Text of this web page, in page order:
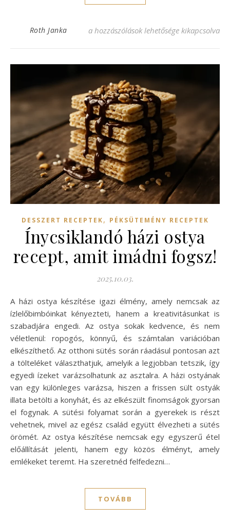
Roth Janka Ínycsiklandó vega burger recept –
a hozzászólások lehetősége kikapcsolva
DESSZERT RECEPTEK, PÉKSÜTEMÉNY RECEPTEK
Ínycsiklandó házi ostya
recept, amit imádni fogsz!
2025.10.03.
A házi ostya készítése igazi élmény, amely nemcsak az
ízlelőbimbóinkat kényezteti, hanem a kreativitásunkat is
szabadjára engedi. Az ostya sokak kedvence, és nem
véletlenül: ropogós, könnyű, és számtalan variációban
elkészíthető. Az otthoni sütés során ráadásul pontosan azt
a tölteléket választhatjuk, amelyik a legjobban tetszik, így
egyedi ízeket varázsolhatunk az asztalra. A házi ostyának
van egy különleges varázsa, hiszen a frissen sült ostyák
illata betölti a konyhát, és az elkészült finomságok gyorsan
el fogynak. A sütési folyamat során a gyerekek is részt
vehetnek, mivel az egész család együtt élvezheti a sütés
örömét. Az ostya készítése nemcsak egy egyszerű étel
előállítását jelenti, hanem egy közös élményt, amely
emlékeket teremt. Ha szeretnéd felfedezni…
TOVÁBB